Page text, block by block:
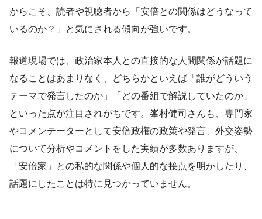
からこそ、読者や視聴者から「安倍との関係はどうなって
いるのか？」と気にされる傾向が強いです。
報道現場では、政治家本人との直接的な人間関係が話題に
なることはあまりなく、どちらかといえば「誰がどういう
テーマで発言したのか」「どの番組で解説していたのか」
といった点が注目されがちです。峯村健司さんも、専門家
やコメンテーターとして安倍政権の政策や発言、外交姿勢
について分析やコメントをした実績が多数ありますが、
「安倍家」との私的な関係や個人的な接点を明かしたり、
話題にしたことは特に見つかっていません。